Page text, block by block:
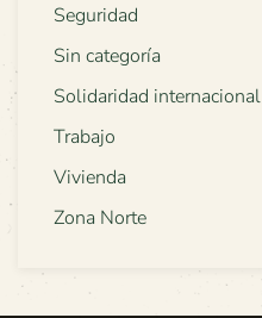
Seguridad
Sin categoría
Solidaridad internacional
Trabajo
Vivienda
Zona Norte